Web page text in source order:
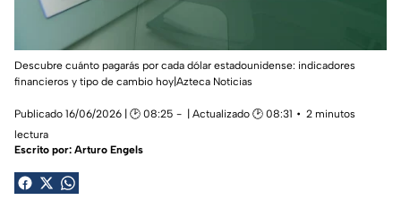
Descubre cuánto pagarás por cada dólar estadounidense: indicadores
financieros y tipo de cambio hoy|Azteca Noticias
Publicado 16/06/2026 | 🕑 08:25 | Actualizado 🕑 08:31
2 minutos
lectura
Escrito por: Arturo Engels